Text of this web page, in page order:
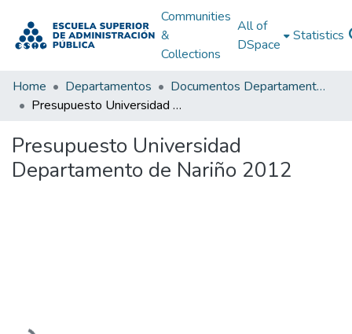
Communities
&
Collections
All of
DSpace
Statistics
Home Departamentos
Documentos Departamentales
Presupuesto Universidad Departamento de Nariño 2012
Presupuesto Universidad
Departamento de Nariño 2012